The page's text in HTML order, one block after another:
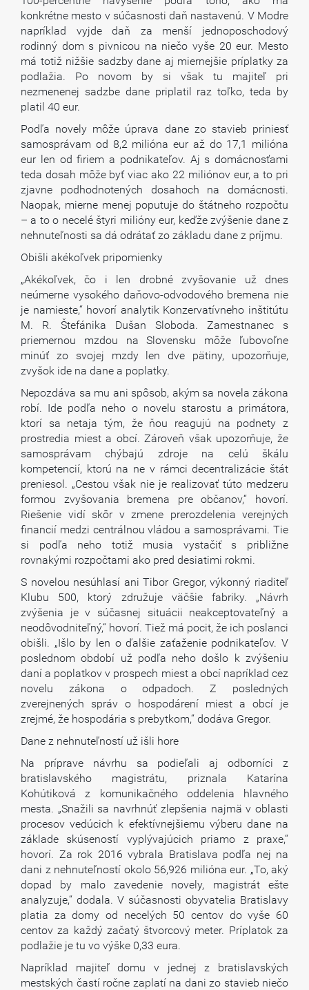
konkrétne mesto v súčasnosti daň nastavenú. V Modre
napríklad vyjde daň za menší jednoposchodový
rodinný dom s pivnicou na niečo vyše 20 eur. Mesto
má totiž nižšie sadzby dane aj miernejšie príplatky za
podlažia. Po novom by si však tu majiteľ pri
nezmenenej sadzbe dane priplatil raz toľko, teda by
platil 40 eur.
Podľa novely môže úprava dane zo stavieb priniesť
samosprávam od 8,2 milióna eur až do 17,1 milióna
eur len od firiem a podnikateľov. Aj s domácnosťami
teda dosah môže byť viac ako 22 miliónov eur, a to pri
zjavne podhodnotených dosahoch na domácnosti.
Naopak, mierne menej poputuje do štátneho rozpočtu
– a to o necelé štyri milióny eur, keďže zvýšenie dane z
nehnuteľnosti sa dá odrátať zo základu dane z príjmu.
Obišli akékoľvek pripomienky
„Akékoľvek, čo i len drobné zvyšovanie už dnes
neúmerne vysokého daňovo-odvodového bremena nie
je namieste,“ hovorí analytik Konzervatívneho inštitútu
M. R. Štefánika Dušan Sloboda. Zamestnanec s
priemernou mzdou na Slovensku môže ľubovoľne
minúť zo svojej mzdy len dve pätiny, upozorňuje,
zvyšok ide na dane a poplatky.
Nepozdáva sa mu ani spôsob, akým sa novela zákona
robí. Ide podľa neho o novelu starostu a primátora,
ktorí sa netaja tým, že ňou reagujú na podnety z
prostredia miest a obcí. Zároveň však upozorňuje, že
samosprávam chýbajú zdroje na celú škálu
kompetencií, ktorú na ne v rámci decentralizácie štát
preniesol. „Cestou však nie je realizovať túto medzeru
formou zvyšovania bremena pre občanov,“ hovorí.
Riešenie vidí skôr v zmene prerozdelenia verejných
financií medzi centrálnou vládou a samosprávami. Tie
si podľa neho totiž musia vystačiť s približne
rovnakými rozpočtami ako pred desiatimi rokmi.
S novelou nesúhlasí ani Tibor Gregor, výkonný riaditeľ
Klubu 500, ktorý združuje väčšie fabriky. „Návrh
zvýšenia je v súčasnej situácii neakceptovateľný a
neodôvodniteľný,“ hovorí. Tiež má pocit, že ich poslanci
obišli. „Išlo by len o ďalšie zaťaženie podnikateľov. V
poslednom období už podľa neho došlo k zvýšeniu
daní a poplatkov v prospech miest a obcí napríklad cez
novelu zákona o odpadoch. Z posledných
zverejnených správ o hospodárení miest a obcí je
zrejmé, že hospodária s prebytkom,“ dodáva Gregor.
Dane z nehnuteľností už išli hore
Na príprave návrhu sa podieľali aj odborníci z
bratislavského magistrátu, priznala Katarína
Kohútiková z komunikačného oddelenia hlavného
mesta. „Snažili sa navrhnúť zlepšenia najmä v oblasti
procesov vedúcich k efektívnejšiemu výberu dane na
základe skúseností vyplývajúcich priamo z praxe,“
hovorí. Za rok 2016 vybrala Bratislava podľa nej na
dani z nehnuteľností okolo 56,926 milióna eur. „To, aký
dopad by malo zavedenie novely, magistrát ešte
analyzuje,“ dodala. V súčasnosti obyvatelia Bratislavy
platia za domy od necelých 50 centov do vyše 60
centov za každý začatý štvorcový meter. Príplatok za
podlažie je tu vo výške 0,33 eura.
Napríklad majiteľ domu v jednej z bratislavských
mestských častí ročne zaplatí na dani zo stavieb niečo